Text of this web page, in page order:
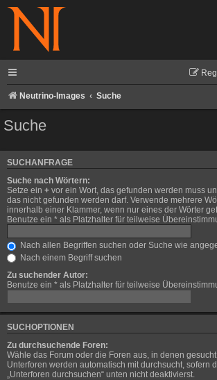
Neutrino-Images Suche
Suche
SUCHANFRAGE
Suche nach Wörtern:
Setze ein + vor ein Wort, das gefunden werden muss
das nicht gefunden werden darf. Verwende mehrere
innerhalb einer Klammer, wenn nur eines der Wörter
Benutze ein * als Platzhalter für teilweise
Nach allen Begriffen suchen oder Suche wie
Nach einem Begriff suchen
Zu suchender Autor:
Benutze ein * als Platzhalter für teilweise
SUCHOPTIONEN
Zu durchsuchende Foren:
Wähle das Forum oder die Foren aus, in denen gesucht
Unterforen werden automatisch mit durchsucht, sofern
„Unterforen durchsuchen“ unten nicht deaktivierst.